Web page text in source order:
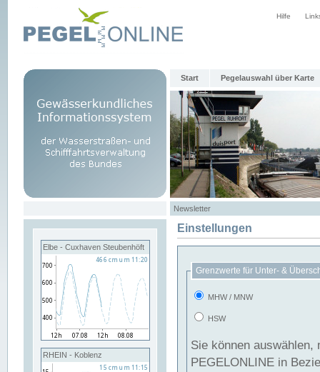
Hilfe
Start Pegelauswahl über Karte
Newsletter
Elbe - Cuxhaven Steubenhöft
RHEIN - Koblenz
Einstellungen
Grenzwerte für Unter- &
MHW / MNW
HSW
Sie können
PEGELONLINE in Beziehung